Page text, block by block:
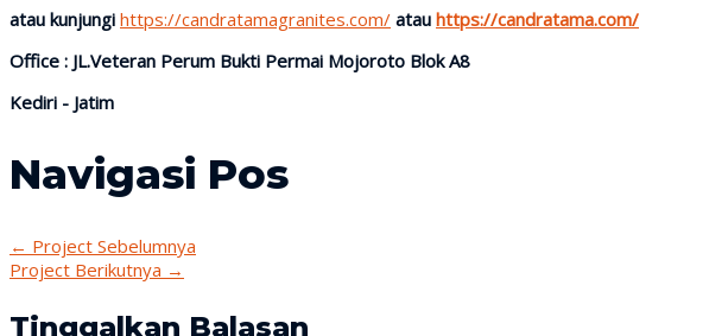
atau kunjungi https://candratamagranites.com/ atau https://candratama.com/
Office : JL.Veteran Perum Bukti Permai Mojoroto Blok A8
Kediri - Jatim
Navigasi Pos
← Project Sebelumnya
Project Berikutnya →
Tinggalkan Balasan